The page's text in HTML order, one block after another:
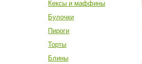
Кексы и маффины
Булочки
Пироги
Торты
Блины